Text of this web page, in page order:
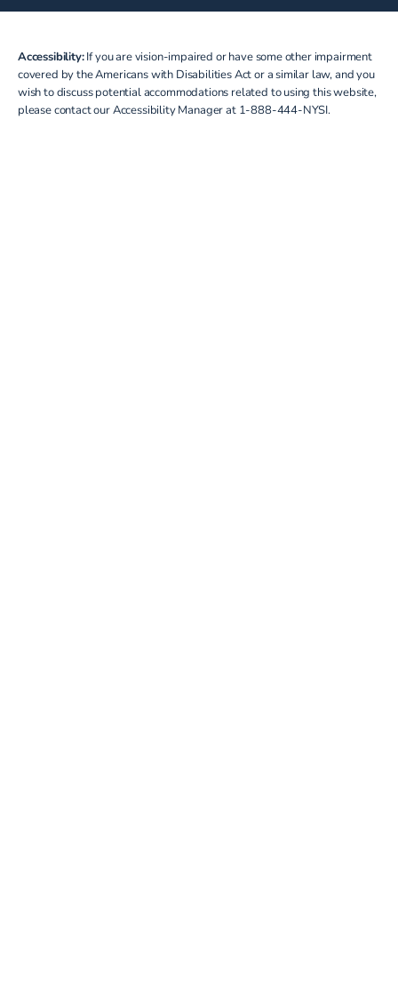
Accessibility:If you are vision-impaired or have some other impairment
covered by the Americans with Disabilities Act or a similar law, and you
wish to discuss potential accommodations related to using this website,
please contact our Accessibility Manager at 1-888-444-NYSI.